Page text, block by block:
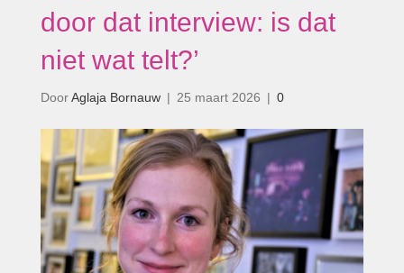
door dat interview: is dat
niet wat telt?’
DoorAglaja Bornauw | 25 maart 2026 | 0